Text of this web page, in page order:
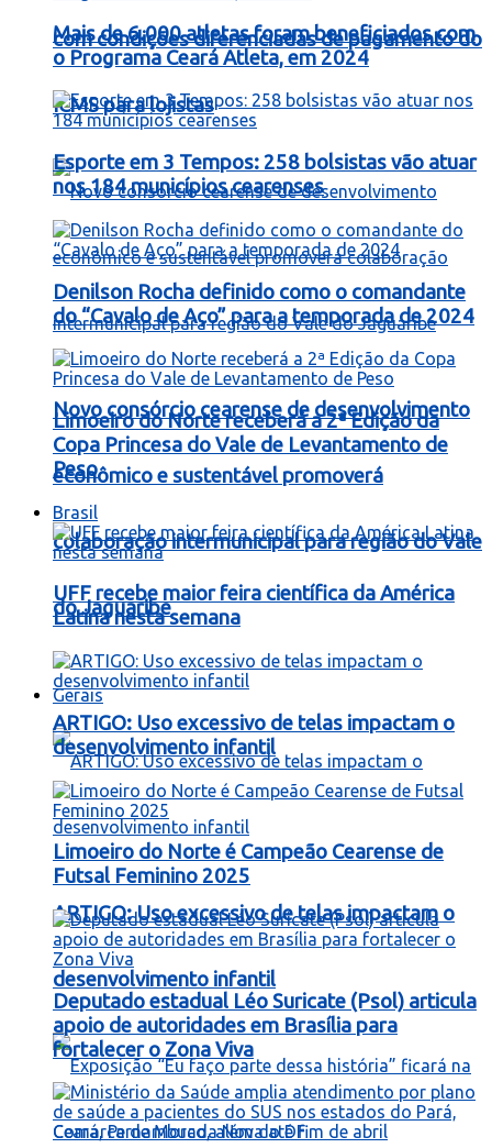
com condições diferenciadas de pagamento do
ICMS para lojistas
Novo consórcio cearense de desenvolvimento
econômico e sustentável promoverá
colaboração intermunicipal para região do Vale
do Jaguaribe
Gerais
ARTIGO: Uso excessivo de telas impactam o
desenvolvimento infantil
Mais de 6.000 atletas foram beneficiados com
o Programa Ceará Atleta, em 2024
Esporte em 3 Tempos: 258 bolsistas vão atuar
nos 184 municípios cearenses
Denilson Rocha definido como o comandante
do “Cavalo de Aço” para a temporada de 2024
Limoeiro do Norte receberá a 2ª Edição da
Copa Princesa do Vale de Levantamento de
Peso
Brasil
UFF recebe maior feira científica da América
Latina nesta semana
ARTIGO: Uso excessivo de telas impactam o
desenvolvimento infantil
Limoeiro do Norte é Campeão Cearense de
Futsal Feminino 2025
Deputado estadual Léo Suricate (Psol) articula
apoio de autoridades em Brasília para
fortalecer o Zona Viva